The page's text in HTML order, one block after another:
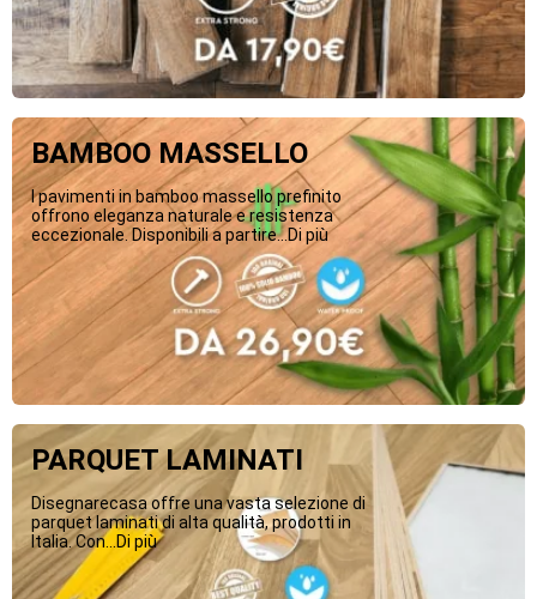
BAMBOO MASSELLO
I pavimenti in bamboo massello prefinito
offrono eleganza naturale e resistenza
eccezionale. Disponibili a partire...Di più
PARQUET LAMINATI
Disegnarecasa offre una vasta selezione di
parquet laminati di alta qualità, prodotti in
Italia. Con...Di più